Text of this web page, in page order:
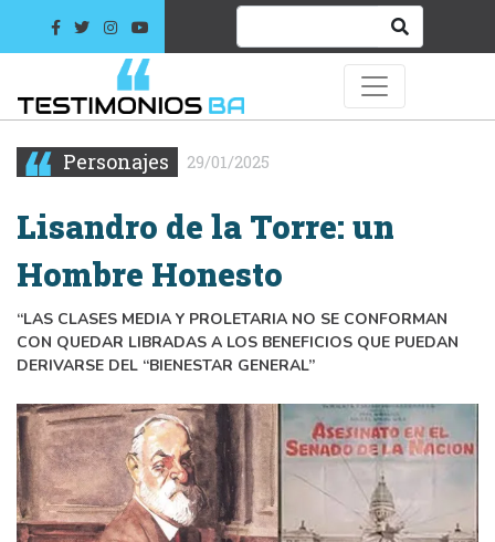
Personajes 29/01/2025
Lisandro de la Torre: un
Hombre Honesto
“LAS CLASES MEDIA Y PROLETARIA NO SE CONFORMAN
CON QUEDAR LIBRADAS A LOS BENEFICIOS QUE PUEDAN
DERIVARSE DEL “BIENESTAR GENERAL”